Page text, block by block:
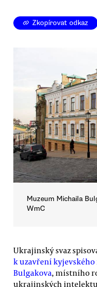
Zkopírovat odkaz
Muzeum Michaila
WmC
Ukrajinský svaz
k uzavření
Bulgakova, místního
ukrajinských